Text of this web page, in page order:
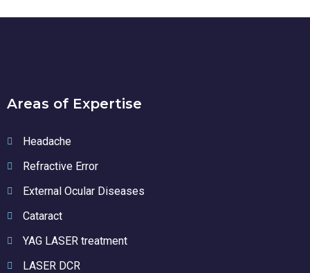
Areas of Expertise
Headache
Refractive Error
External Ocular Diseases
Cataract
YAG LASER treatment
LASER DCR